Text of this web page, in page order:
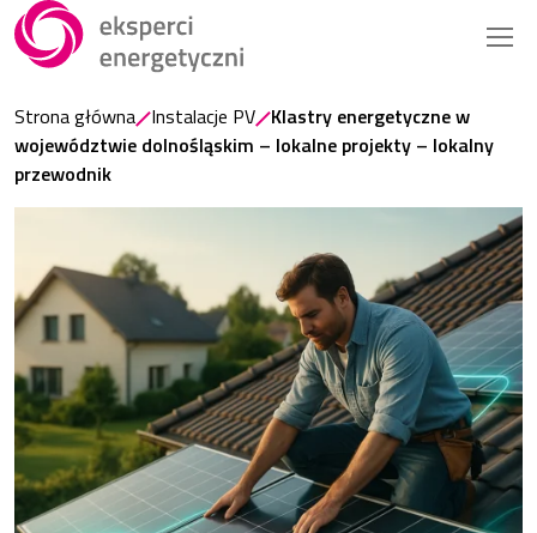
Strona główna Instalacje PV Klastry energetyczne w
województwie dolnośląskim – lokalne projekty – lokalny
przewodnik